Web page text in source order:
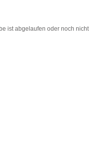
ist abgelaufen oder noch nicht